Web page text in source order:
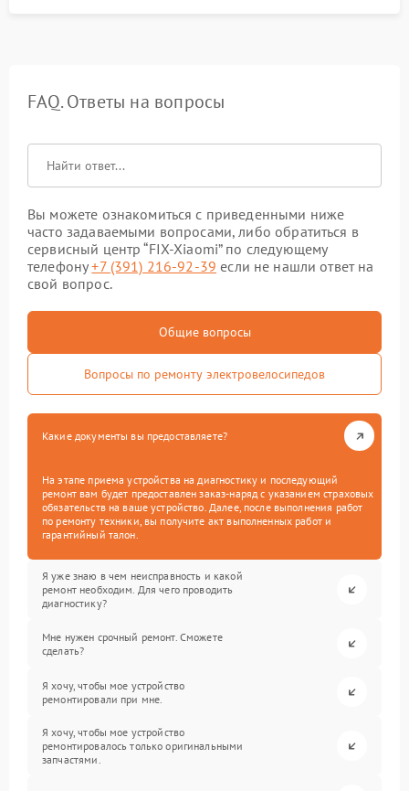
FAQ. Ответы на вопросы
Вы можете ознакомиться с приведенными ниже
часто задаваемыми вопросами, либо обратиться в
сервисный центр “FIX-Xiaomi” по следующему
телефону+7 (391) 216-92-39 если не нашли ответ на
свой вопрос.
Общие вопросы
Вопросы по ремонту электровелосипедов
Какие документы вы предоставляете?
На этапе приема устройства на диагностику и последующий
ремонт вам будет предоставлен заказ-наряд с указанием страховых
обязательств на ваше устройство. Далее, после выполнения работ
по ремонту техники, вы получите акт выполненных работ и
гарантийный талон.
Я уже знаю в чем неисправность и какой
ремонт необходим. Для чего проводить
диагностику?
Мне нужен срочный ремонт. Сможете
сделать?
Я хочу, чтобы мое устройство
ремонтировали при мне.
Я хочу, чтобы мое устройство
ремонтировалось только оригинальными
запчастями.